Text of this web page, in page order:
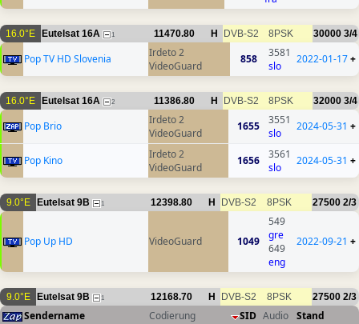
16.0°E Eutelsat 16A 1 11470.80 H DVB-S2 8PSK 30000 3/4
Pop TV HD Slovenia
Irdeto 2
VideoGuard
858
3581
slo
2022-01-17+
16.0°E Eutelsat 16A 2 11386.80 H DVB-S2 8PSK 32000 3/4
Pop Brio
Irdeto 2
VideoGuard
1655
3551
slo
2024-05-31 +
Pop Kino
Irdeto 2
VideoGuard
1656
3561
slo
2024-05-31 +
9.0°E Eutelsat 9B 1 12398.80 H DVB-S2 8PSK 27500 2/3
Pop Up HD VideoGuard 1049
549
gre
649
eng
2022-09-21 +
9.0°E Eutelsat 9B 1 12168.70 H DVB-S2 8PSK 27500 2/3
Sendername Codierung SID Audio Stand